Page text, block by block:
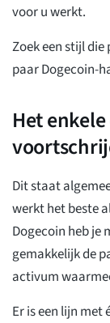
voor u werkt.
Zoek een stijl
paar Dogecoin-
Het
Dit staat
werkt het beste
Dogecoin heb
gemakkelijk de
activum
Er is een lijn